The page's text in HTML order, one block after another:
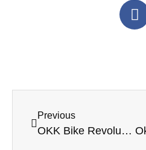
Previous
OKK Bike Revolution 2024